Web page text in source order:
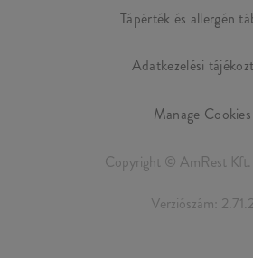
Tápérték és allergén
Adatkezelési
Manage Cookies
Copyright © AmRest
Verziószám: 2.71.2